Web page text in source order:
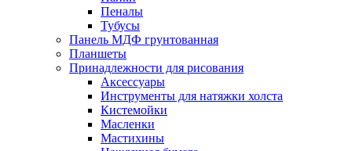
Пеналы
Тубусы
Панель МДФ грунтованная
Планшеты
Принадлежности для рисования
Аксессуары
Инструменты для натяжки холста
Кистемойки
Масленки
Мастихины